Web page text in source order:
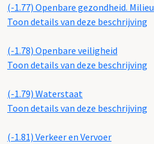
(-1.77) Openbare gezondheid. Milieu
Toon details van deze beschrijving
(-1.78) Openbare veiligheid
Toon details van deze beschrijving
(-1.79) Waterstaat
Toon details van deze beschrijving
(-1.81) Verkeer en Vervoer